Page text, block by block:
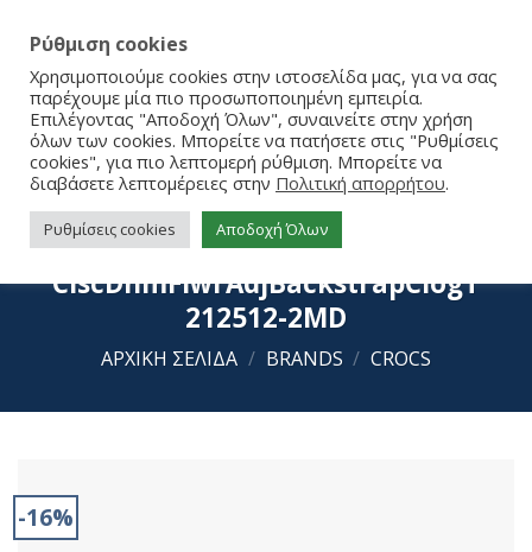
Crocs
ClscDnmFlwrAdjBackstrapClogT
212512-2MD
ΑΡΧΙΚΉ ΣΕΛΊΔΑ / BRANDS / CROCS
-16%
Ρύθμιση cookies
Χρησιμοποιούμε cookies στην ιστοσελίδα μας, για να σας
παρέχουμε μία πιο προσωποποιημένη εμπειρία.
Επιλέγοντας "Αποδοχή Όλων", συναινείτε στην χρήση
όλων των cookies. Μπορείτε να πατήσετε στις "Ρυθμίσεις
cookies", για πιο λεπτομερή ρύθμιση. Μπορείτε να
διαβάσετε λεπτομέρειες στην Πολιτική απορρήτου.
Ρυθμίσεις cookies Αποδοχή Όλων